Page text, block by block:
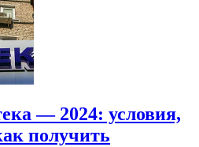
— 2024: условия,
получить